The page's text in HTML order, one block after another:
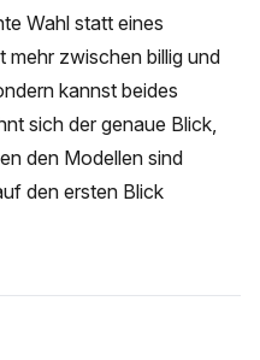
Wahl statt eines
mehr zwischen billig und
kannst beides
sich der genaue Blick,
den Modellen sind
den ersten Blick